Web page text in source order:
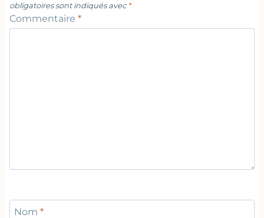
obligatoires sont indiqués avec *
Commentaire *
Nom *